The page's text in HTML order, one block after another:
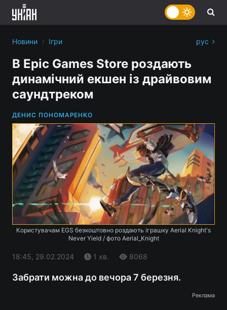
Новини › Ігри рус
В Epic Games Store роздають
динамічний екшен із драйвовим
саундтреком
ДЕНИС ПОНОМАРЕНКО
Користувачам EGS безкоштовно роздають іграшку Aerial Knight's
Never Yield / фото Aerial_Knight
18:45, 29.02.2024 1 хв. 8068
Забрати можна до вечора 7 березня.
Реклама